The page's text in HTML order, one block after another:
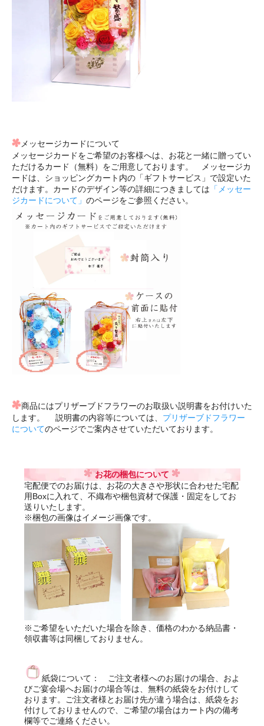
メッセージカードについて
メッセージカードをご希望のお客様へは、お花と一緒に贈ってい
ただけるカード（無料）をご用意しております。 メッセージカ
ードは、ショッピングカート内の「ギフトサービス」で設定いた
だけます。カードのデザイン等の詳細につきましては 「メッセー
ジカードについて」 のページをご参照ください。
商品にはプリザーブドフラワーのお取扱い説明書をお付けいた
します。 説明書の内容等については、 プリザーブドフラワー
についてのページでご案内させていただいております。
お花の梱包について
宅配便でのお届けは、お花の大きさや形状に合わせた宅配
用Boxに入れて、不織布や梱包資材で保護・固定をしてお
送りいたします。
※梱包の画像はイメージ画像です。
※ご希望をいただいた場合を除き、価格のわかる納品書・
領収書等は同梱しておりません。
紙袋について： ご注文者様へのお届けの場合、およ
びご宴会場へお届けの場合等は、無料の紙袋をお付けして
おります。ご注文者様とお届け先が違う場合は、紙袋をお
付けしておりませんので、ご希望の場合はカート内の備考
欄等でご連絡ください。